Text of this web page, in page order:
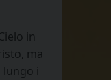
in
ma
i